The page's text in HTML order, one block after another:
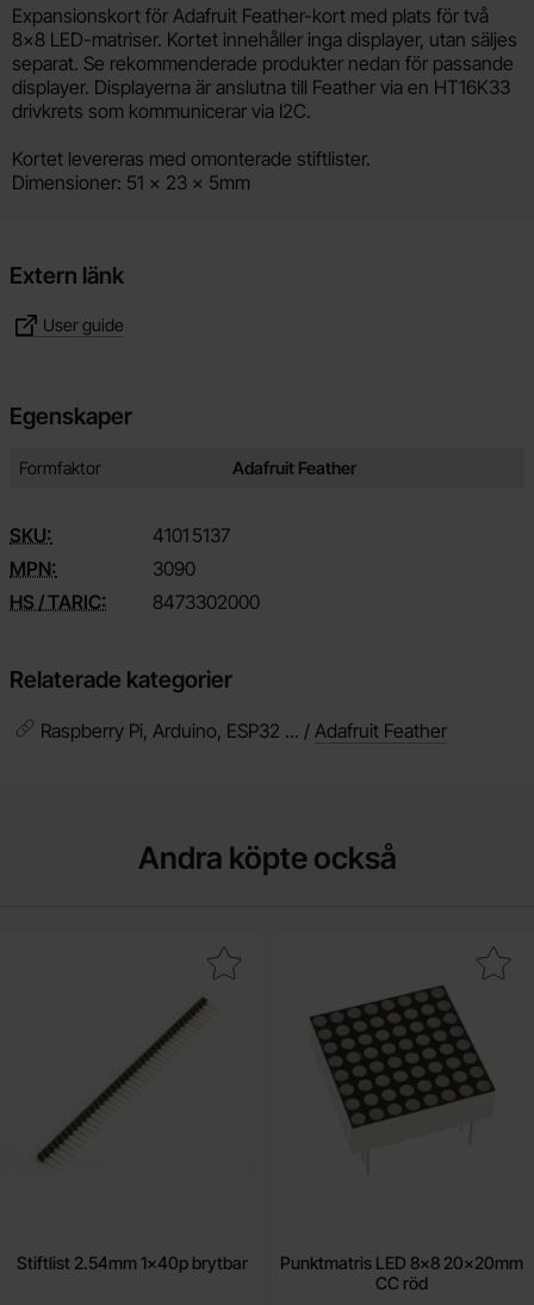
Produktbeskrivning
Expansionskort för Adafruit Feather-kort med plats för två
8x8 LED-matriser. Kortet innehåller inga displayer, utan säljes
separat. Se rekommenderade produkter nedan för passande
displayer. Displayerna är anslutna till Feather via en HT16K33
drivkrets som kommunicerar via I2C.
Kortet levereras med omonterade stiftlister.
Dimensioner: 51 x 23 x 5mm
Extern länk
User guide
Egenskaper
Egenskaper/attribut för denna produkt
Attribut
Formfaktor Adafruit Feather
SKU: 4101 5137
MPN:
3090
HS / TARIC:
8473302000
Relaterade kategorier
Raspberry Pi, Arduino, ESP32 ... / Adafruit Feather
Andra köpte också
Stiftlist 2.54mm 1x40p brytbar
Makera stiftlist 2.54mm 1x40p brytbar som favorit
Punktmatris LED 8x8 20x20mm
CC röd
Makera punktmatris LED 8x8